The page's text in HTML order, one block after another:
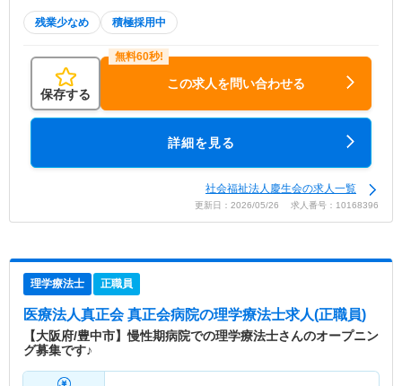
残業少なめ 積極採用中
保存する
この求人を問い合わせる
詳細を見る
社会福祉法人慶生会の求人一覧
更新日：2026/05/26 求人番号：10168396
理学療法士 正職員
医療法人真正会 真正会病院の理学療法士求人(正職員)
【大阪府/豊中市】慢性期病院での理学療法士さんのオープニン
グ募集です♪